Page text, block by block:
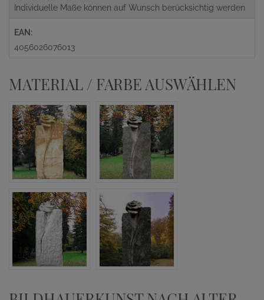
Individuelle Maße können auf Wunsch berücksichtig werden
EAN:
4056026076013
MATERIAL / FARBE AUSWÄHLEN